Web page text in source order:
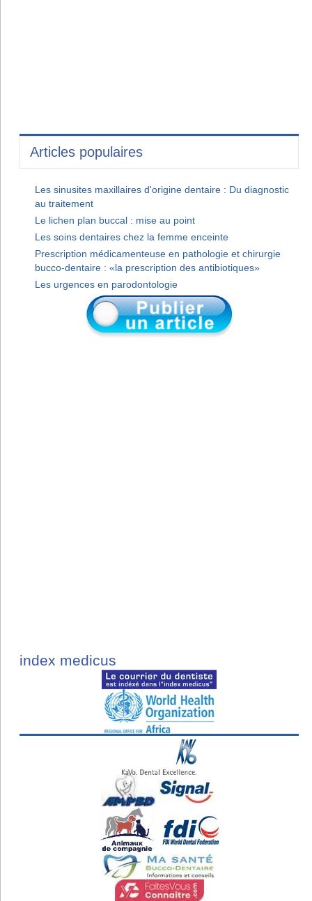
Articles populaires
Les sinusites maxillaires d'origine dentaire : Du diagnostic
au traitement
Le lichen plan buccal : mise au point
Les soins dentaires chez la femme enceinte
Prescription médicamenteuse en pathologie et chirurgie
bucco-dentaire : «la prescription des antibiotiques»
Les urgences en parodontologie
index medicus